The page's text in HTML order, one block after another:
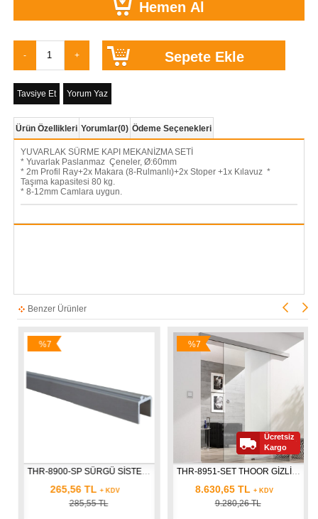
Tavsiye Et Yorum Yaz
Ürün Özellikleri Yorumlar(0) Ödeme Seçenekleri
YUVARLAK SÜRME KAPI MEKANİZMA SETİ
* Yuvarlak Paslanmaz Çeneler, Ø:60mm
* 2m Profil Ray+2x Makara (8-Rulmanlı)+2x Stoper +1x Kılavuz *
Taşıma kapasitesi 80 kg.
* 8-12mm Camlara uygun.
Benzer Ürünler
THR-8900-SP SÜRGÜ SİSTEM YAN PANEL ÜST ÇITASI
265,56 TL + KDV
285,55 TL
%7
THR-8951-SET THOOR GİZLİ SOFT SÜRME KAPI MEKANİZMA SETİ
8.630,65 TL + KDV
9.280,26 TL
%7
İndirim
Ücretsiz
Kargo